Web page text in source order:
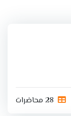
28 محاضرات